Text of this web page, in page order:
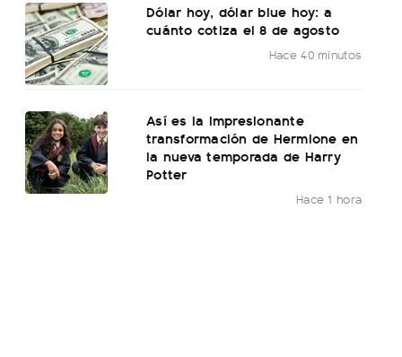
Dólar hoy, dólar blue hoy: a
cuánto cotiza el 8 de agosto
Hace 40 minutos
Así es la impresionante
transformación de Hermione en
la nueva temporada de Harry
Potter
Hace 1 hora